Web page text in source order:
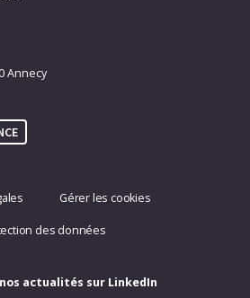
Annecy
Gérer les cookies
des données
actualités sur LinkedIn